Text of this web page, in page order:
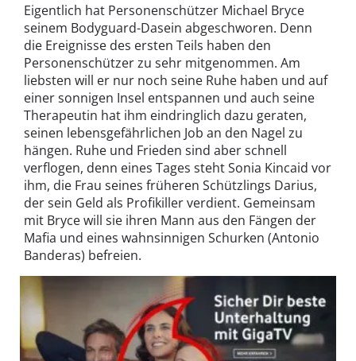
Eigentlich hat Personenschützer Michael Bryce
seinem Bodyguard-Dasein abgeschworen. Denn
die Ereignisse des ersten Teils haben den
Personenschützer zu sehr mitgenommen. Am
liebsten will er nur noch seine Ruhe haben und auf
einer sonnigen Insel entspannen und auch seine
Therapeutin hat ihm eindringlich dazu geraten,
seinen lebensgefährlichen Job an den Nagel zu
hängen. Ruhe und Frieden sind aber schnell
verflogen, denn eines Tages steht Sonia Kincaid vor
ihm, die Frau seines früheren Schützlings Darius,
der sein Geld als Profikiller verdient. Gemeinsam
mit Bryce will sie ihren Mann aus den Fängen der
Mafia und eines wahnsinnigen Schurken (Antonio
Banderas) befreien.